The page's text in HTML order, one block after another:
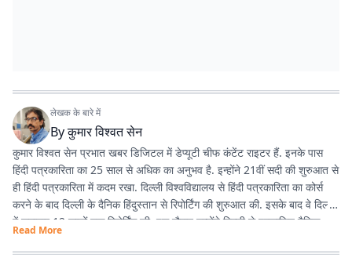
लेखक के बारे में
Byकुमार विश्वत सेन
कुमार विश्वत सेन प्रभात खबर डिजिटल में डेप्यूटी चीफ कंटेंट राइटर हैं. इनके पास
हिंदी पत्रकारिता का 25 साल से अधिक का अनुभव है. इन्होंने 21वीं सदी की शुरुआत से
ही हिंदी पत्रकारिता में कदम रखा. दिल्ली विश्वविद्यालय से हिंदी पत्रकारिता का कोर्स
करने के बाद दिल्ली के दैनिक हिंदुस्तान से रिपोर्टिंग की शुरुआत की. इसके बाद वे दिल्ली
में लगातार 12 सालों तक रिपोर्टिंग की. इस दौरान उन्होंने दिल्ली से प्रकाशित दैनिक
हिंदुस्तान दैनिक जागरण, देशबंधु जैसे प्रतिष्ठित अखबारों के साथ कई साप्ताहिक
अखबारों के लिए भी रिपोर्टिंग की. 2013 में वे प्रभात खबर आए. तब से वे प्रिंट मीडिया
Read More